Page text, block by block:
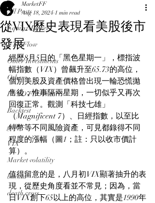
All Posts
Equity Market
ETF Flow
Other Investments
Others
FUND FLOWS
Backtest
gold
VIX
Market volatility
bitcoin
death cross
從VIX歷史表現看美股後市
發展
MarketFF
Aug 18, 2024 1 min read
經歷8月5日的「黑色星期一」，標指波
幅指數（VIX）曾飆升至65.73的高位，
個別美股及資產價格曾出現一輪恐慌拋
售後；惟事隔兩星期，一切似乎又再次
回復正常。觀測「科技七雄」
（Magnificent 7）、日經指數，以至比
特幣等不同風險資產，可見都錄得不同
程度的漲幅（圖1；註：只以收市價計
算）。
值得留意的是，八月初VIX顯著抽升的表
現，從歷史角度看並不常見；因為，當
日VIX創下65以上的高位，其實是1990年